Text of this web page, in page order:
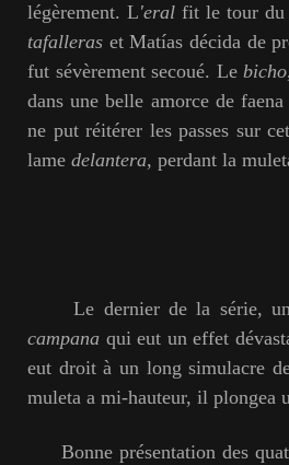
légèrement. L'eral fit le tour du
tafalleras et Matías décida de
fut sévèrement secoué. Lebicho
dans une belle amorce de
ne put réitérer les passes sur
lame delantera, perdant la
Le dernier de la série, un
campana qui eut un effet
eut droit à un long simulacre
muleta a mi-hauteur, il plongea
Bonne présentation des